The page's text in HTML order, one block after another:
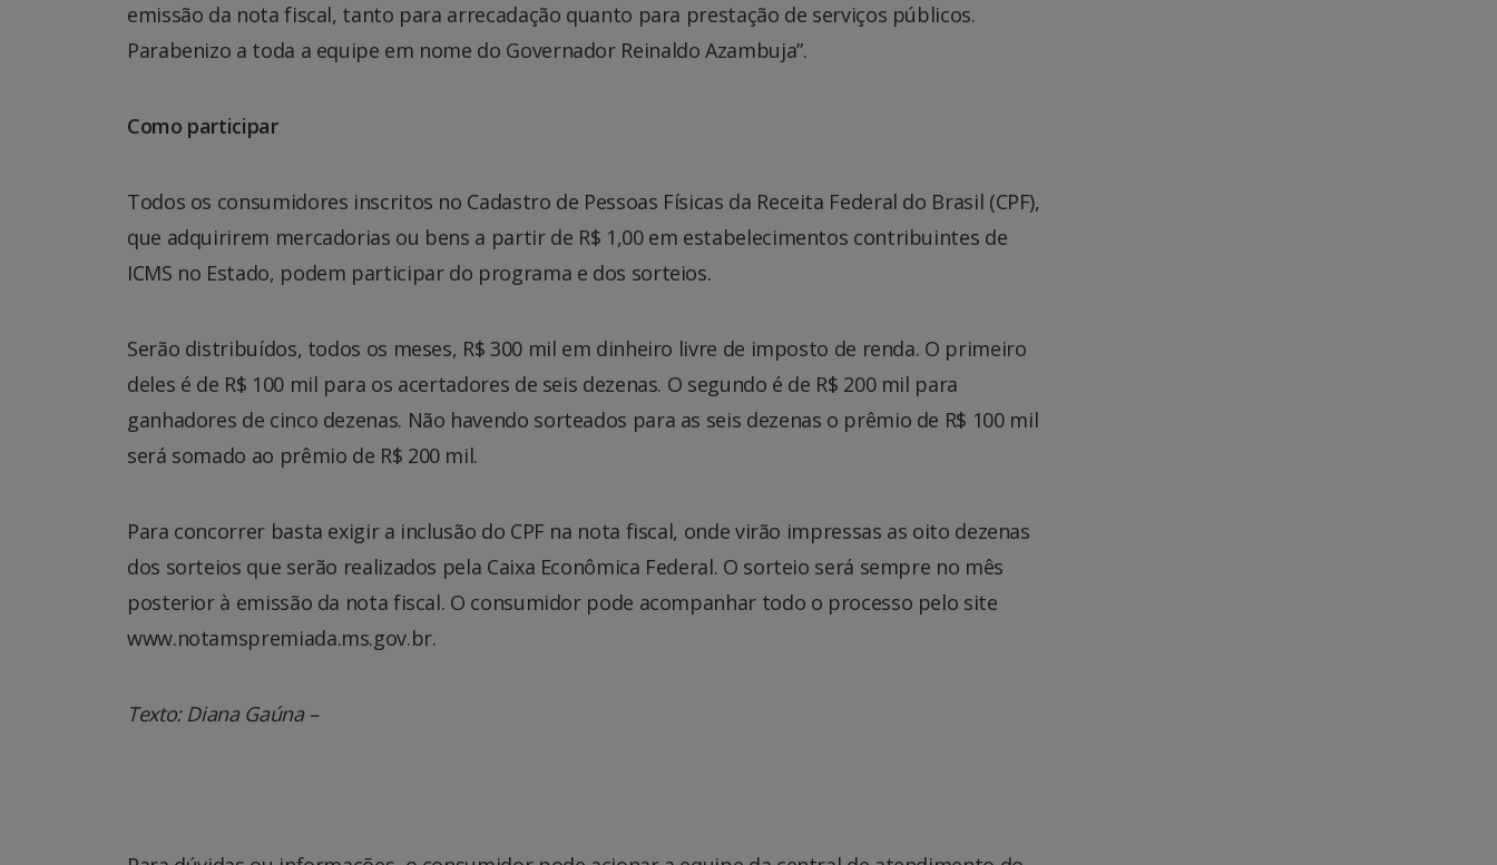
emissão da nota fiscal, tanto para arrecadação quanto para prestação de serviços públicos.
Parabenizo a toda a equipe em nome do Governador Reinaldo Azambuja”.
Como participar
Todos os consumidores inscritos no Cadastro de Pessoas Físicas da Receita Federal do Brasil (CPF),
que adquirirem mercadorias ou bens a partir de R$ 1,00 em estabelecimentos contribuintes de
ICMS no Estado, podem participar do programa e dos sorteios.
Serão distribuídos, todos os meses, R$ 300 mil em dinheiro livre de imposto de renda. O primeiro
deles é de R$ 100 mil para os acertadores de seis dezenas. O segundo é de R$ 200 mil para
ganhadores de cinco dezenas. Não havendo sorteados para as seis dezenas o prêmio de R$ 100 mil
será somado ao prêmio de R$ 200 mil.
Para concorrer basta exigir a inclusão do CPF na nota fiscal, onde virão impressas as oito dezenas
dos sorteios que serão realizados pela Caixa Econômica Federal. O sorteio será sempre no mês
posterior à emissão da nota fiscal. O consumidor pode acompanhar todo o processo pelo site
www.notamspremiada.ms.gov.br.
Texto: Diana Gaúna –